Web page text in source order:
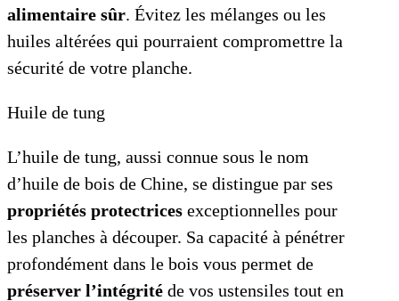
alimentaire sûr. Évitez les mélanges ou les
huiles altérées qui pourraient compromettre la
sécurité de votre planche.
Huile de tung
L’huile de tung, aussi connue sous le nom
d’huile de bois de Chine, se distingue par ses
propriétés protectrices exceptionnelles pour
les planches à découper. Sa capacité à pénétrer
profondément dans le bois vous permet de
préserver l’intégrité de vos ustensiles tout en